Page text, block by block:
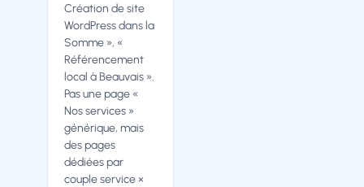
Création de site
WordPress dans la
Somme », «
Référencement
local à Beauvais ».
Pas une page «
Nos services »
générique, mais
des pages
dédiées par
couple service ×